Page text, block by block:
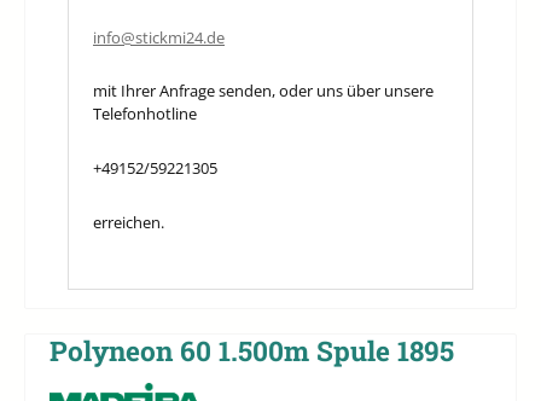
info@stickmi24.de
mit Ihrer Anfrage senden, oder uns über unsere
Telefonhotline
+49152/59221305
erreichen.
Polyneon 60 1.500m Spule 1895